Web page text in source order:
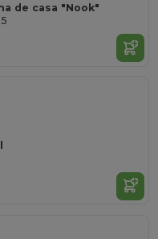
de casa "Nook"